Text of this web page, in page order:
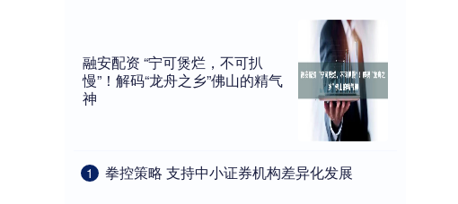
融安配资 “宁可煲烂，不可扒
慢”！解码“龙舟之乡”佛山的精气
神
1 ​拳控策略 支持中小证券机构差异化发展